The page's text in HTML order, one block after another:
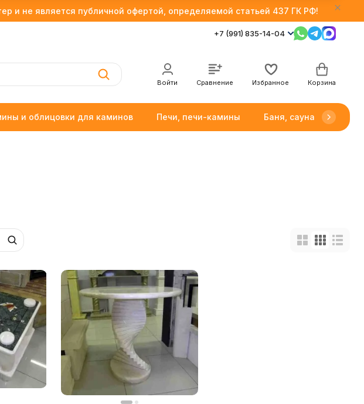
и не является публичной офертой, определяемой статьей 437 ГК РФ!
+7 (991) 835-14-04
Войти Сравнение Избранное Корзина
и облицовки для каминов Печи, печи-камины Баня, сауна